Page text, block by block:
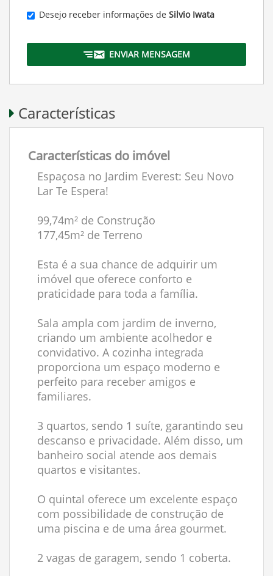
Desejo receber informações de Silvio Iwata
ENVIAR MENSAGEM
Características
Características do imóvel
Espaçosa no Jardim Everest: Seu Novo
Lar Te Espera!
99,74m² de Construção
177,45m² de Terreno
Esta é a sua chance de adquirir um
imóvel que oferece conforto e
praticidade para toda a família.
Sala ampla com jardim de inverno,
criando um ambiente acolhedor e
convidativo. A cozinha integrada
proporciona um espaço moderno e
perfeito para receber amigos e
familiares.
3 quartos, sendo 1 suíte, garantindo seu
descanso e privacidade. Além disso, um
banheiro social atende aos demais
quartos e visitantes.
O quintal oferece um excelente espaço
com possibilidade de construção de
uma piscina e de uma área gourmet.
2 vagas de garagem, sendo 1 coberta.